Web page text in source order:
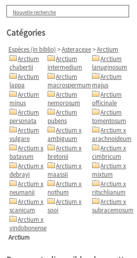
Nouvelle recherche
Catégories
Espèces (in biblio) >Asteraceae>Arctium
Arctium
chabertii
Arctium
intermedium
Arctium
lanuginosum
Arctium
lappa
Arctium
macrospermum
Arctium
majus
Arctium
minus
Arctium
nemorosum
Arctium
officinale
Arctium
personata
Arctium
pubens
Arctium
tomentosum
Arctium
vulgare
Arctium x
ambiguum
Arctium x
arachnoideum
Arctium x
batavum
Arctium x
bretonii
Arctium x
cimbricum
Arctium x
debrayi
Arctium x
maassii
Arctium x
mixtum
Arctium x
neumanii
Arctium x
nothum
Arctium x
ritschlianum
Arctium x
scanicum
Arctium x
sooi
Arctium x
subracemosum
Arctium x
vindobonense
Arctium